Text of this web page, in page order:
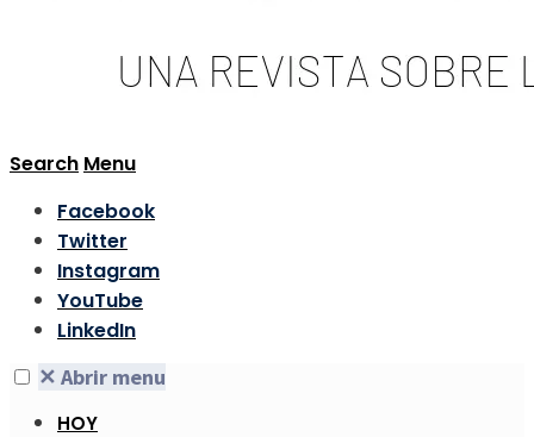
Search Menu
Facebook
Twitter
Instagram
YouTube
LinkedIn
✕ Abrir menu
HOY